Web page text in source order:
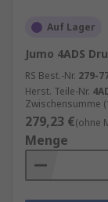
Auf Lager
Jumo 4ADS
RS Best.-Nr. 279-
Herst. Teile-Nr.
Zwischensumme
279,23 €(ohne
Menge